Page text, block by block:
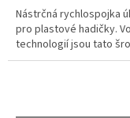
Nástrčná rychlospojka
pro plastové hadičky.
technologií jsou tato